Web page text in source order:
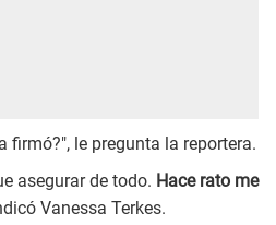
firmó?", le pregunta la reportera.
asegurar de todo. Hace rato me
Vanessa Terkes.